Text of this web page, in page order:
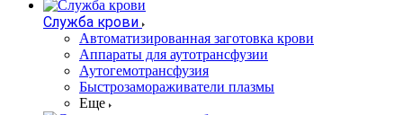
Служба крови
Автоматизированная заготовка крови
Аппараты для аутотрансфузии
Аутогемотрансфузия
Быстрозамораживатели плазмы
Еще